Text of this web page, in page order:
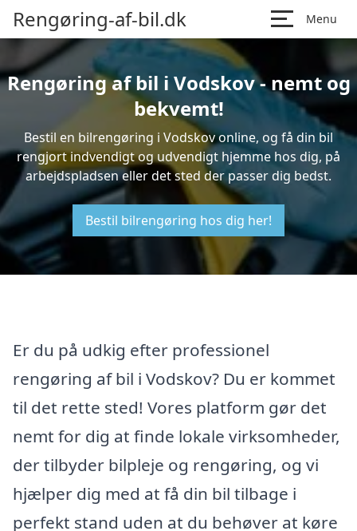
Rengøring-af-bil.dk Menu
Rengøring af bil i Vodskov - nemt og
bekvemt!
Bestil en bilrengøring i Vodskov online, og få din bil
rengjort indvendigt og udvendigt hjemme hos dig, på
arbejdspladsen eller det sted der passer dig bedst.
Bestil bilrengøring hos dig her!
Er du på udkig efter professionel
rengøring af bil i Vodskov? Du er kommet
til det rette sted! Vores platform gør det
nemt for dig at finde lokale virksomheder,
der tilbyder bilpleje og rengøring, og vi
hjælper dig med at få din bil tilbage i
perfekt stand uden at du behøver at køre